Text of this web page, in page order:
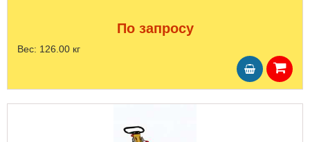
По запросу
Вес: 126.00 кг